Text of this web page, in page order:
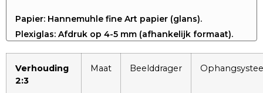
Papier: Hannemuhle fine Art papier (glans).
Plexiglas: Afdruk op 4-5 mm (afhankelijk formaat).
Verhouding
2:3
Maat Beelddrager